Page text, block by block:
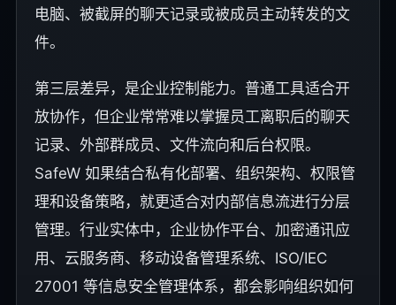
电脑、被截屏的聊天记录或被成员主动转发的文
件。
第三层差异，是企业控制能力。普通工具适合开
放协作，但企业常常难以掌握员工离职后的聊天
记录、外部群成员、文件流向和后台权限。
SafeW 如果结合私有化部署、组织架构、权限管
理和设备策略，就更适合对内部信息流进行分层
管理。行业实体中，企业协作平台、加密通讯应
用、云服务商、移动设备管理系统、ISO/IEC
27001 等信息安全管理体系，都会影响组织如何